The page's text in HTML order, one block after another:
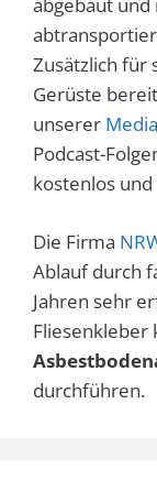
abgebaut und
Zusätzlich für
Gerüste
unserer
Podcast-
kostenlos
Die Firma
Ablauf durch
Jahren sehr
Fliesenkleber
durchführen.